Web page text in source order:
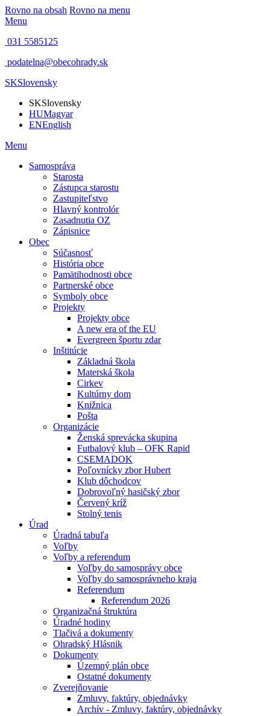
Rovno na obsah Rovno na menu
Menu
031 5585125
podatelna@obecohrady.sk
SKSlovensky
SKSlovensky
HUMagyar
ENEnglish
Menu
Samospráva
Starosta
Zástupca starostu
Zastupiteľstvo
Hlavný kontrolór
Zasadnutia OZ
Zápisnice
Obec
Súčasnosť
História obce
Pamätihodnosti obce
Partnerské obce
Symboly obce
Projekty
Projekty obce
A new era of the EU
Evergreen športu zdar
Inštitúcie
Základná škola
Materská škola
Cirkev
Kultúrny dom
Knižnica
Pošta
Organizácie
Ženská sprevácka skupina
Futbalový klub – OFK Rapid
CSEMADOK
Poľovnícky zbor Hubert
Klub dôchodcov
Dobrovoľný hasičský zbor
Červený kríž
Stolný tenis
Úrad
Úradná tabuľa
Voľby
Voľby a referendum
Voľby do samosprávy obce
Voľby do samosprávneho kraja
Referendum
Referendum 2026
Organizačná štruktúra
Úradné hodiny
Tlačivá a dokumenty
Ohradský Hlásnik
Dokumenty
Územný plán obce
Ostatné dokumenty
Zverejňovanie
Zmluvy, faktúry, objednávky
Archív - Zmluvy, faktúry, objednávky